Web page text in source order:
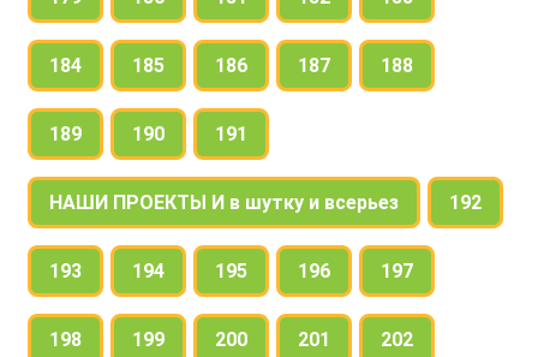
184 185 186 187 188
189 190 191
НАШИ ПРОЕКТЫ И в шутку и всерьез 192
193 194 195 196 197
198 199 200 201 202